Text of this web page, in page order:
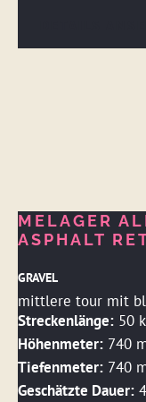
MELAGER
ASPHALT
GRAVEL
mittlere tour mit
Streckenlänge: 50
Höhenmeter: 740
Tiefenmeter: 740
Geschätzte Dauer: